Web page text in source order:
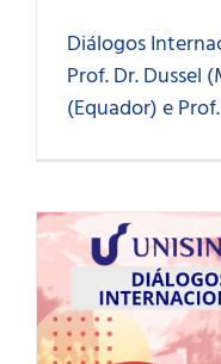
Diálogos
Prof. Dr. Dussel
(Equador) e